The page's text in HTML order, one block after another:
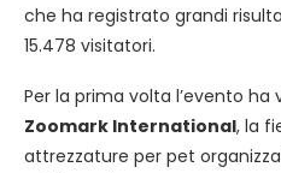
che ha registrato grandi
15.478 visitatori.
Per la prima volta l’evento ha
Zoomark International, la
attrezzature per pet